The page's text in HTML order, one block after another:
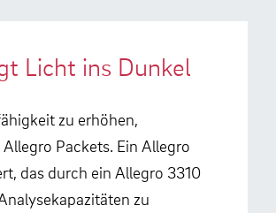
Licht ins Dunkel
zu erhöhen,
Packets. Ein Allegro
das durch ein Allegro 3310
zu